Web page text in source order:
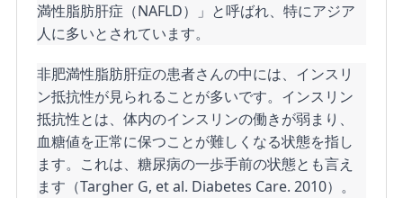
満性脂肪肝症（NAFLD）」と呼ばれ、特にアジア
人に多いとされています。
非肥満性脂肪肝症の患者さんの中には、インスリ
ン抵抗性が見られることが多いです。インスリン
抵抗性とは、体内のインスリンの働きが弱まり、
血糖値を正常に保つことが難しくなる状態を指し
ます。これは、糖尿病の一歩手前の状態とも言え
ます（Targher G, et al. Diabetes Care. 2010）。